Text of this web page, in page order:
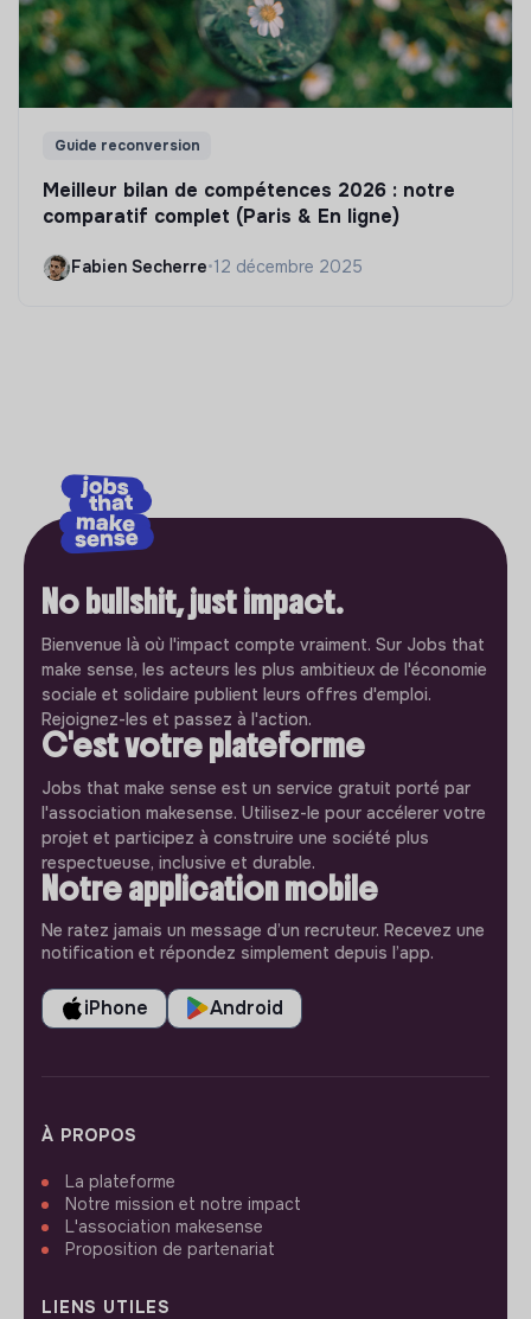
Guide reconversion
Meilleur bilan de compétences 2026 : notre
comparatif complet (Paris & En ligne)
Fabien Secherre•12 décembre 2025
No bullshit, just impact.
Bienvenue là où l'impact compte vraiment. Sur Jobs that
make sense, les acteurs les plus ambitieux de l'économie
sociale et solidaire publient leurs offres d'emploi.
Rejoignez-les et passez à l'action.
C'est votre plateforme
Jobs that make sense est un service gratuit porté par
l'association makesense. Utilisez-le pour accélerer votre
projet et participez à construire une société plus
respectueuse, inclusive et durable.
Notre application mobile
Ne ratez jamais un message d’un recruteur. Recevez une
notification et répondez simplement depuis l’app.
iPhone Android
À PROPOS
La plateforme
Notre mission et notre impact
L'association makesense
Proposition de partenariat
LIENS UTILES